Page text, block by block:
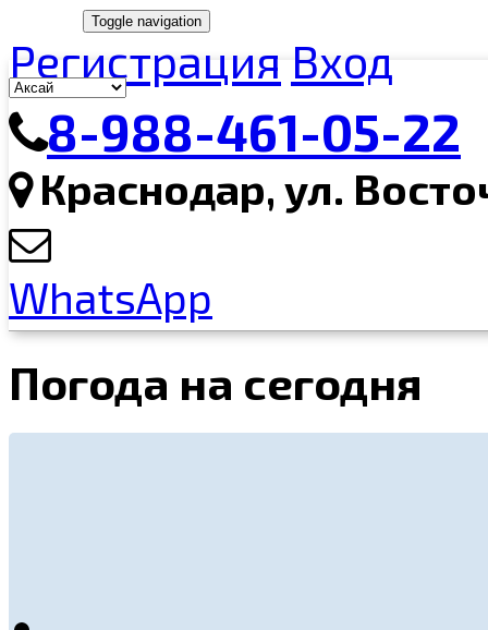
Toggle navigation
Регистрация Вход
8-988-461-05-22
Краснодар, ул.
WhatsApp
Погода на сегодня